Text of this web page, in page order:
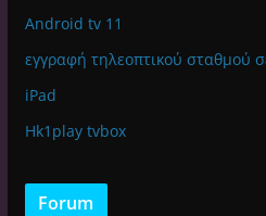
Android tv 11
εγγραφή τηλεοπτικού σταθμού
iPad
Hk1play tvbox
Forum